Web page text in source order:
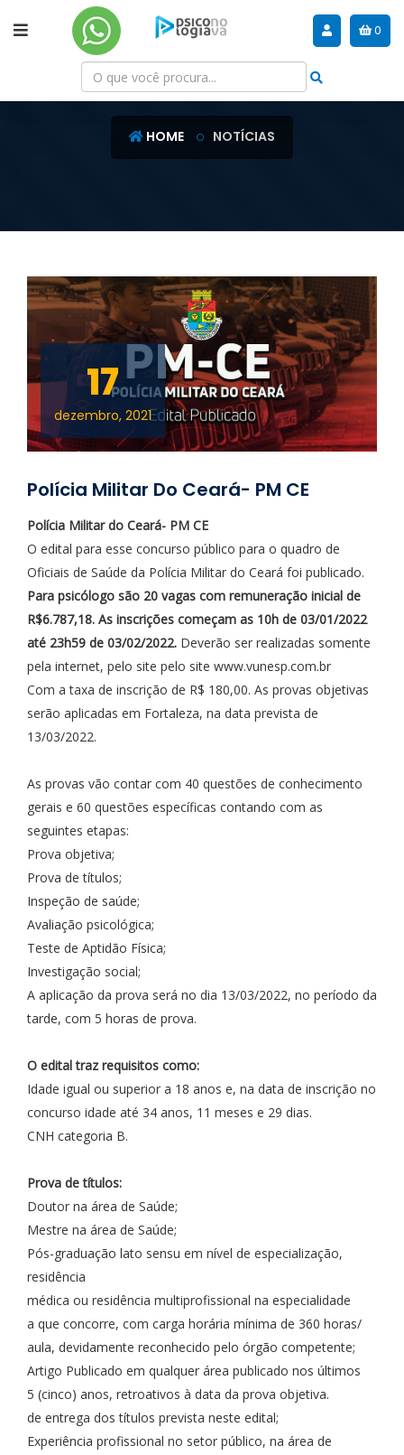
0
NOTÍCIAS
HOME NOTÍCIAS
17
dezembro, 2021
Polícia Militar Do Ceará- PM CE
Polícia Militar do Ceará- PM CE
O edital para esse concurso público para o quadro de
Oficiais de Saúde da Polícia Militar do Ceará foi publicado.
Para psicólogo são 20 vagas com remuneração inicial de
R$6.787,18. As inscrições começam as 10h de 03/01/2022
até 23h59 de 03/02/2022. Deverão ser realizadas somente
pela internet, pelo site pelo site www.vunesp.com.br
Com a taxa de inscrição de R$ 180,00. As provas objetivas
serão aplicadas em Fortaleza, na data prevista de
13/03/2022.
As provas vão contar com 40 questões de conhecimento
gerais e 60 questões específicas contando com as
seguintes etapas:
Prova objetiva;
Prova de títulos;
Inspeção de saúde;
Avaliação psicológica;
Teste de Aptidão Física;
Investigação social;
A aplicação da prova será no dia 13/03/2022, no período da
tarde, com 5 horas de prova.
O edital traz requisitos como:
Idade igual ou superior a 18 anos e, na data de inscrição no
concurso idade até 34 anos, 11 meses e 29 dias.
CNH categoria B.
Prova de títulos:
Doutor na área de Saúde;
Mestre na área de Saúde;
Pós-graduação lato sensu em nível de especialização,
residência
médica ou residência multiprofissional na especialidade
a que concorre, com carga horária mínima de 360 horas/
aula, devidamente reconhecido pelo órgão competente;
Artigo Publicado em qualquer área publicado nos últimos
5 (cinco) anos, retroativos à data da prova objetiva.
de entrega dos títulos prevista neste edital;
Experiência profissional no setor público, na área de